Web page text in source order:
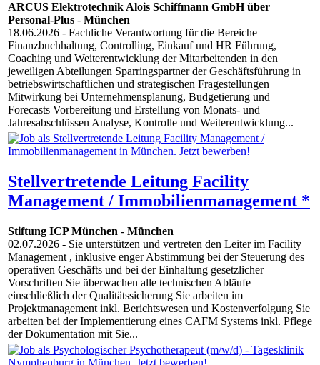
ARCUS Elektrotechnik Alois Schiffmann GmbH über
Personal-Plus - München
18.06.2026 - Fachliche Verantwortung für die Bereiche
Finanzbuchhaltung, Controlling, Einkauf und HR Führung,
Coaching und Weiterentwicklung der Mitarbeitenden in den
jeweiligen Abteilungen Sparringspartner der Geschäftsführung in
betriebswirtschaftlichen und strategischen Fragestellungen
Mitwirkung bei Unternehmensplanung, Budgetierung und
Forecasts Vorbereitung und Erstellung von Monats- und
Jahresabschlüssen Analyse, Kontrolle und Weiterentwicklung...
Stellvertretende Leitung Facility
Management / Immobilienmanagement *
Stiftung ICP München - München
02.07.2026 - Sie unterstützen und vertreten den Leiter im Facility
Management , inklusive enger Abstimmung bei der Steuerung des
operativen Geschäfts und bei der Einhaltung gesetzlicher
Vorschriften Sie überwachen alle technischen Abläufe
einschließlich der Qualitätssicherung Sie arbeiten im
Projektmanagement inkl. Berichtswesen und Kostenverfolgung Sie
arbeiten bei der Implementierung eines CAFM Systems inkl. Pflege
der Dokumentation mit Sie...